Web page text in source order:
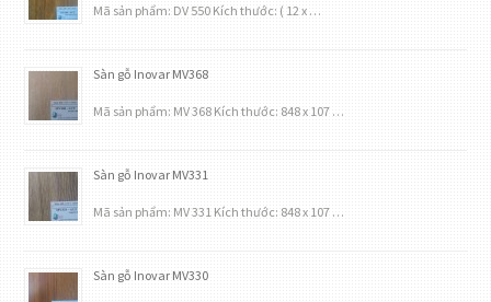
Mã sản phẩm: DV 550 Kích thước: ( 12 x …
Sàn gỗ Inovar MV368
Mã sản phẩm: MV 368 Kích thước: 848 x 107 …
Sàn gỗ Inovar MV331
Mã sản phẩm: MV 331 Kích thước: 848 x 107 …
Sàn gỗ Inovar MV330